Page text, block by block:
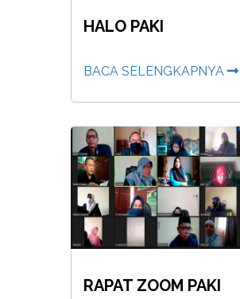
HALO PAKI
BACA SELENGKAPNYA
RAPAT ZOOM PAKI